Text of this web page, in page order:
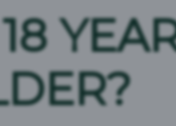
%*)
(33 %*)